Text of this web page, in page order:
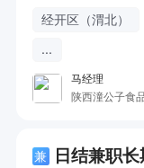
经开区（渭北）
...
马经理
陕西潼公子食
兼